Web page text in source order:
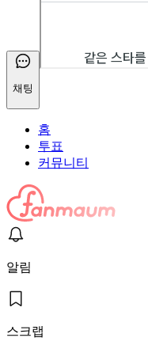
채팅
홈
투표
커뮤니티
알림
스크랩